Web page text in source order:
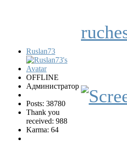
Ruslan73
OFFLINE
Администратор
Posts: 38780
Thank you
received: 988
Karma: 64